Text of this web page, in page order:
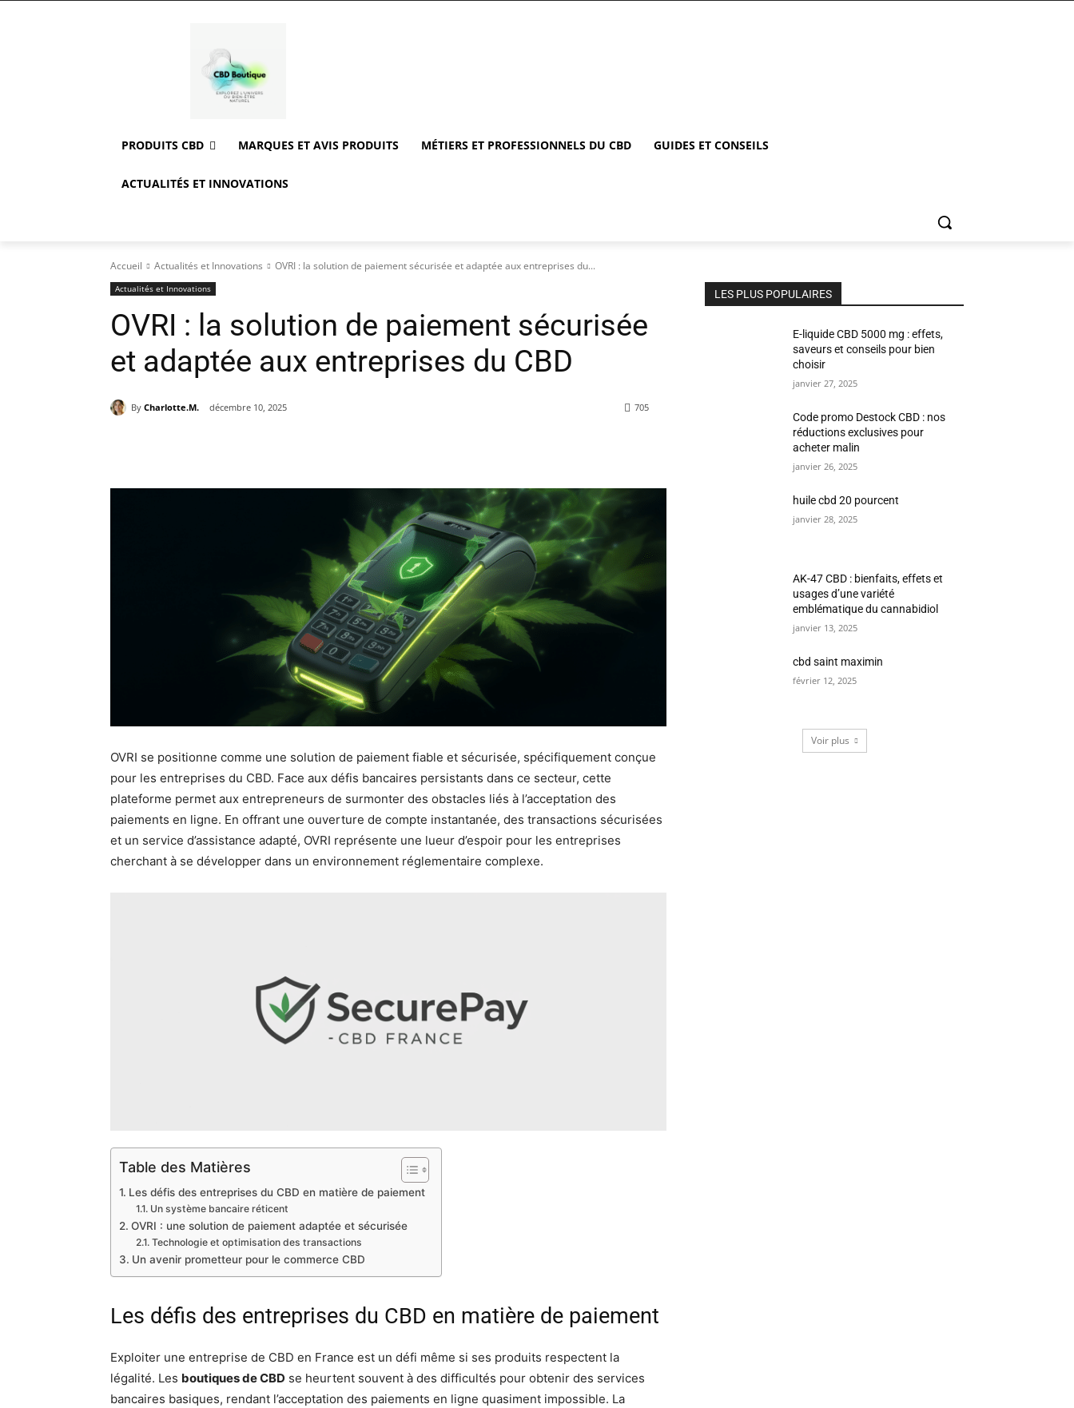
PRODUITS CBD MARQUES ET AVIS PRODUITS MÉTIERS ET PROFESSIONNELS DU CBD GUIDES ET CONSEILS
ACTUALITÉS ET INNOVATIONS
Accueil Actualités et Innovations OVRI : la solution de paiement sécurisée et adaptée aux entreprises du...
Actualités et Innovations
OVRI : la solution de paiement sécurisée
et adaptée aux entreprises du CBD
By Charlotte.M. décembre 10, 2025 705
OVRI se positionne comme une solution de paiement fiable et sécurisée, spécifiquement conçue
pour les entreprises du CBD. Face aux défis bancaires persistants dans ce secteur, cette
plateforme permet aux entrepreneurs de surmonter des obstacles liés à l’acceptation des
paiements en ligne. En offrant une ouverture de compte instantanée, des transactions sécurisées
et un service d’assistance adapté, OVRI représente une lueur d’espoir pour les entreprises
cherchant à se développer dans un environnement réglementaire complexe.
Table des Matières
Les défis des entreprises du CBD en matière de paiement
Un système bancaire réticent
OVRI : une solution de paiement adaptée et sécurisée
Technologie et optimisation des transactions
Un avenir prometteur pour le commerce CBD
Les défis des entreprises du CBD en matière de paiement
Exploiter une entreprise de CBD en France est un défi même si ses produits respectent la
légalité. Les boutiques de CBD se heurtent souvent à des difficultés pour obtenir des services
bancaires basiques, rendant l’acceptation des paiements en ligne quasiment impossible. La
LES PLUS POPULAIRES
E-liquide CBD 5000 mg : effets,
saveurs et conseils pour bien
choisir
janvier 27, 2025
Code promo Destock CBD : nos
réductions exclusives pour
acheter malin
janvier 26, 2025
huile cbd 20 pourcent
janvier 28, 2025
AK-47 CBD : bienfaits, effets et
usages d’une variété
emblématique du cannabidiol
janvier 13, 2025
cbd saint maximin
février 12, 2025
Voir plus